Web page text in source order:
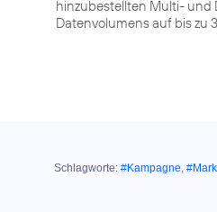
hinzubestellten Multi- und
Datenvolumens auf bis zu
Schlagworte: #Kampagne,